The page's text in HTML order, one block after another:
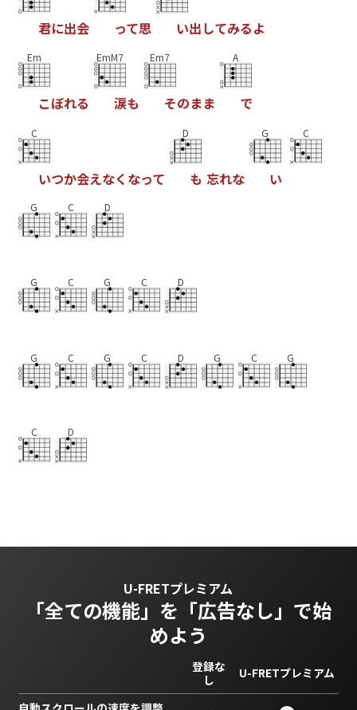
君に出会 って思 い出してみるよ
Em
こぼれる
EmM7
涙も
Em7
そのまま
A
で
C
いつか会えなく なって
D
も 忘れな
G
い
C
G C D
G C G C D
G C G C D G C G
C D
U-FRETプレミアム
「全ての機能」を 「広告なし」で始
めよう
登録な
し
U-FRETプレミアム